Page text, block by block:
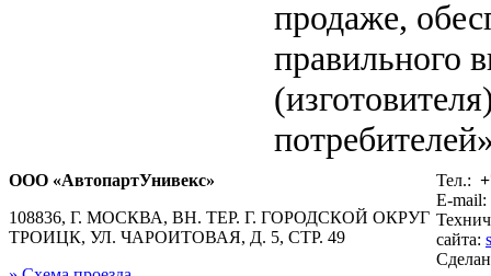
продаже,
правильного
ООО «АвтопартУнивекс»
108836, Г. МОСКВА, ВН. ТЕР. Г. ГОРОДСКОЙ ОКРУГ
ТРОИЦК, УЛ. ЧАРОИТОВАЯ, Д. 5, СТР. 49
Тел.:
E-mail:
сайта: